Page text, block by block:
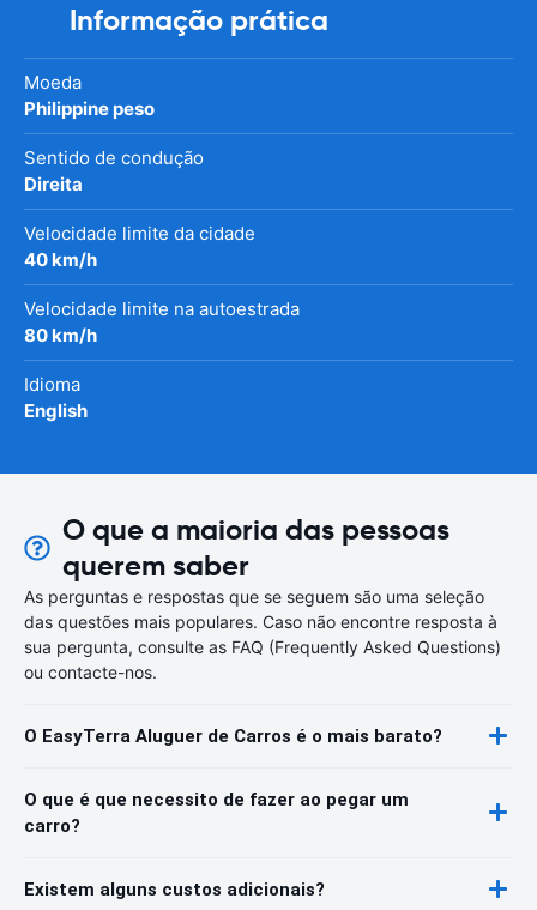
Informação prática
Moeda
Philippine peso
Sentido de condução
Direita
Velocidade limite da cidade
40 km/h
Velocidade limite na autoestrada
80 km/h
Idioma
English
O que a maioria das pessoas
querem saber
As perguntas e respostas que se seguem são uma seleção
das questões mais populares. Caso não encontre resposta à
sua pergunta, consulte as FAQ (Frequently Asked Questions)
ou contacte-nos.
O EasyTerra Aluguer de Carros é o mais barato?
O que é que necessito de fazer ao pegar um
carro?
Existem alguns custos adicionais?